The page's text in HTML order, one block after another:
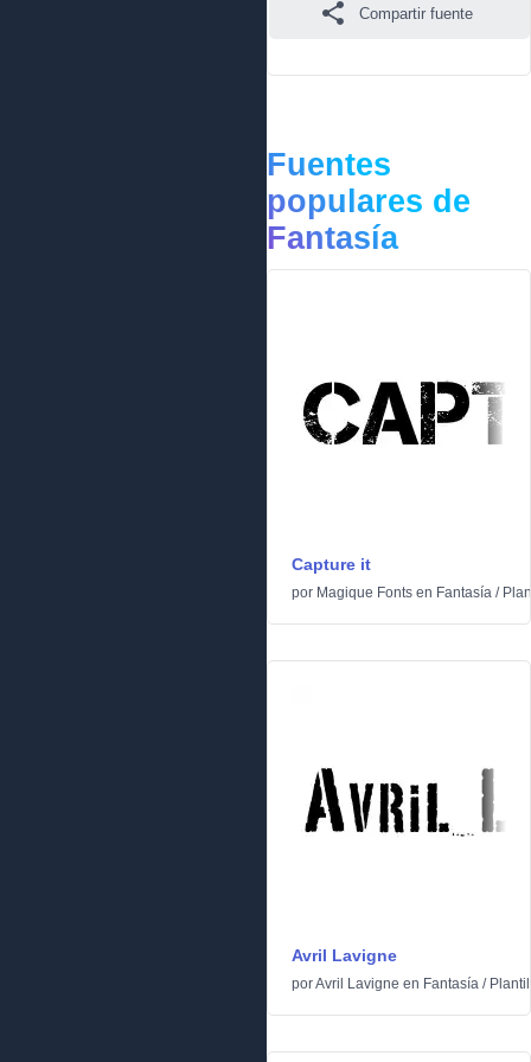
Compartir fuente
Fuentes
populares de
Fantasía
Capture it
por Magique Fonts en Fantasía /
Avril Lavigne
porAvril Lavigne en Fantasía /